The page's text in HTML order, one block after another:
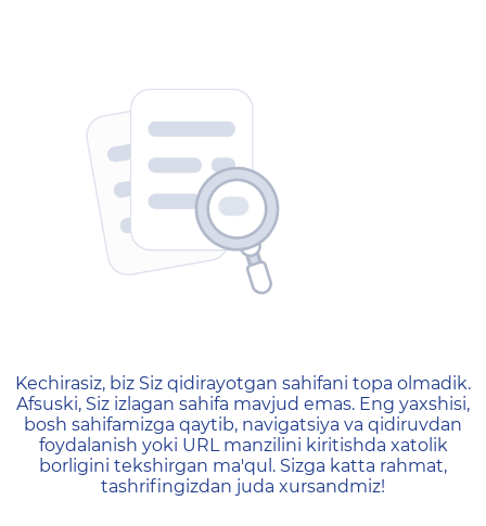
404 — Страница не
Kechirasiz, biz Siz qidirayotgan sahifani topa olmadik.
Afsuski, Siz izlagan sahifa mavjud emas. Eng yaxshisi,
bosh sahifamizga qaytib, navigatsiya va qidiruvdan
foydalanish yoki URL manzilini kiritishda xatolik
borligini tekshirgan ma'qul. Sizga katta rahmat,
tashrifingizdan juda xursandmiz!